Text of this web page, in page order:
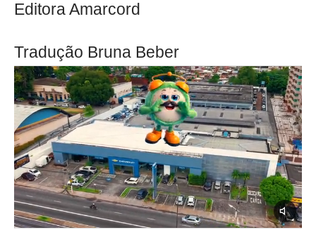
Editora Amarcord
Tradução Bruna Beber